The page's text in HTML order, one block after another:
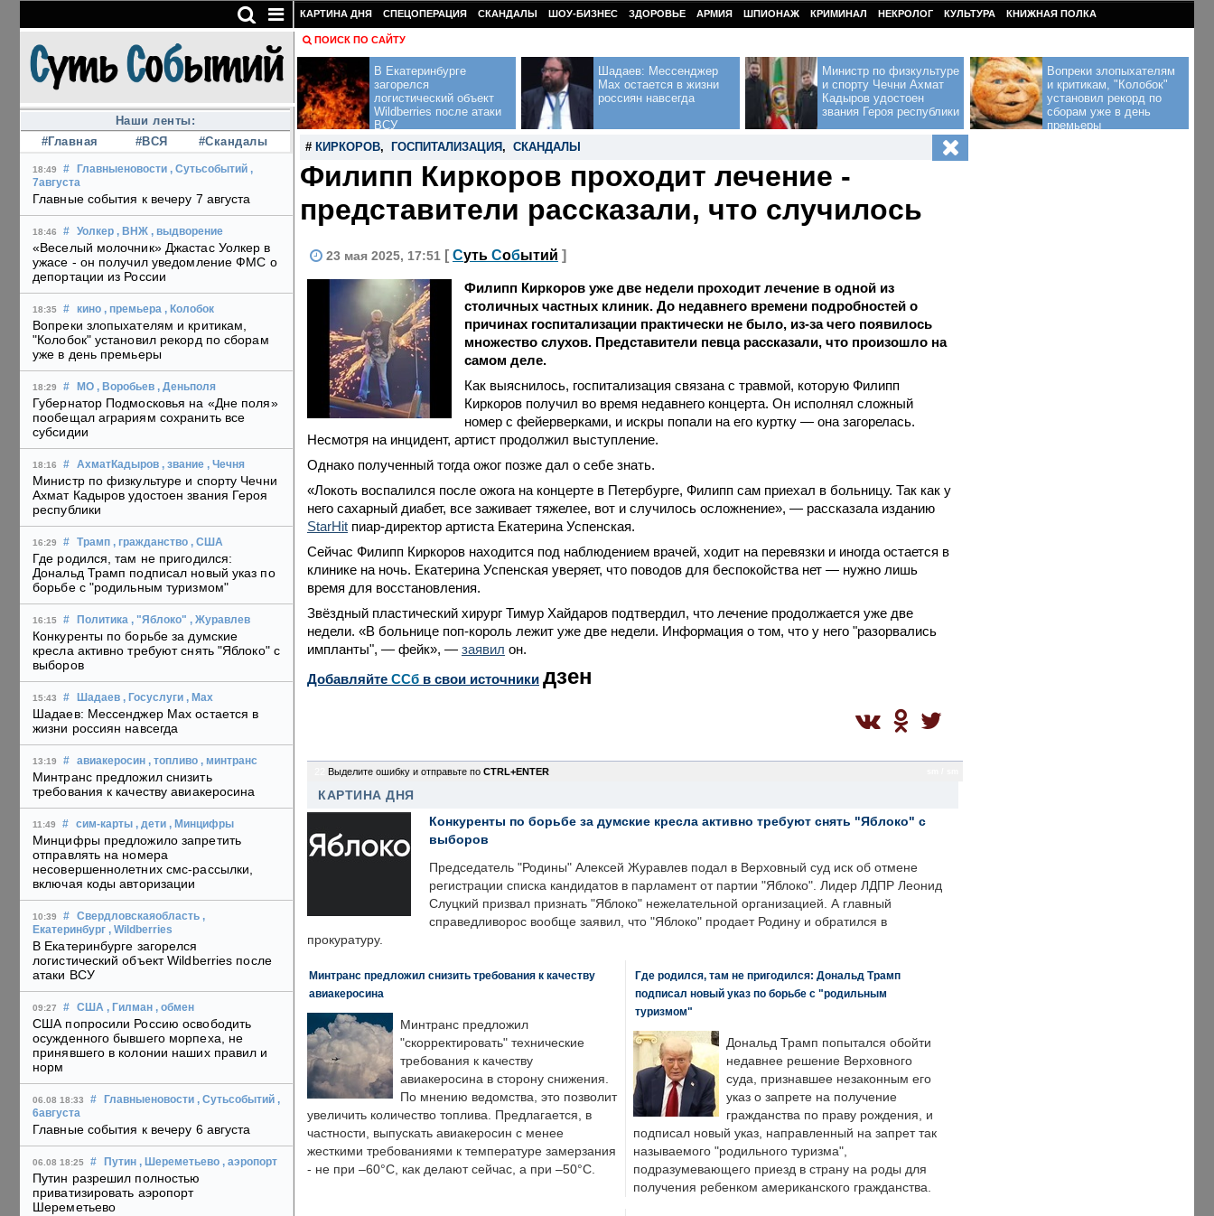
Наши ленты:
#Главная
#ВСЯ #Скандалы
18:49 # Главныеновости , Сутьсобытий ,
7августа
Главные события к вечеру 7 августа
18:46 # Уолкер , ВНЖ , выдворение
«Веселый молочник» Джастас Уолкер в
ужасе - он получил уведомление ФМС о
депортации из России
18:35 # кино , премьера , Колобок
Вопреки злопыхателям и критикам,
"Колобок" установил рекорд по сборам
уже в день премьеры
18:29 # МО , Воробьев , Деньполя
Губернатор Подмосковья на «Дне поля»
пообещал аграриям сохранить все
субсидии
18:16 # АхматКадыров , звание , Чечня
Министр по физкультуре и спорту Чечни
Ахмат Кадыров удостоен звания Героя
республики
16:29 # Трамп , гражданство , США
Где родился, там не пригодился:
Дональд Трамп подписал новый указ по
борьбе с "родильным туризмом"
16:15 # Политика , "Яблоко" , Журавлев
Конкуренты по борьбе за думские
кресла активно требуют снять "Яблоко" с
выборов
15:43 # Шадаев , Госуслуги , Max
Шадаев: Мессенджер Max остается в
жизни россиян навсегда
13:19 # авиакеросин , топливо , минтранс
Минтранс предложил снизить
требования к качеству авиакеросина
11:49 # сим-карты , дети , Минцифры
Минцифры предложило запретить
отправлять на номера
несовершеннолетних смс-рассылки,
включая коды авторизации
10:39 # Свердловскаяобласть ,
Екатеринбург , Wildberries
В Екатеринбурге загорелся
логистический объект Wildberries после
атаки ВСУ
09:27 # США , Гилман , обмен
США попросили Россию освободить
осужденного бывшего морпеха, не
принявшего в колонии наших правил и
норм
06.08 18:33 # Главныеновости , Сутьсобытий ,
6августа
Главные события к вечеру 6 августа
06.08 18:25 # Путин , Шереметьево , аэропорт
Путин разрешил полностью
приватизировать аэропорт
Шереметьево
КАРТИНА ДНЯ СПЕЦОПЕРАЦИЯ СКАНДАЛЫ ШОУ-БИЗНЕС ЗДОРОВЬЕ АРМИЯ ШПИОНАЖ КРИМИНАЛ НЕКРОЛОГ КУЛЬТУРА КНИЖНАЯ ПОЛКА
ПОИСК ПО САЙТУ
В Екатеринбурге
загорелся
логистический объект
Wildberries после атаки
ВСУ
Шадаев: Мессенджер
Max остается в жизни
россиян навсегда
Министр по физкультуре
и спорту Чечни Ахмат
Кадыров удостоен
звания Героя республики
Вопреки злопыхателям
и критикам, "Колобок"
установил рекорд по
сборам уже в день
премьеры
# КИРКОРОВ, ГОСПИТАЛИЗАЦИЯ , СКАНДАЛЫ
Филипп Киркоров проходит лечение -
представители рассказали, что случилось
23 мая 2025, 17:51 [ Суть Событий ]
Филипп Киркоров уже две недели проходит лечение в одной из
столичных частных клиник. До недавнего времени подробностей о
причинах госпитализации практически не было, из-за чего появилось
множество слухов. Представители певца рассказали, что произошло на
самом деле.
Как выяснилось, госпитализация связана с травмой, которую Филипп
Киркоров получил во время недавнего концерта. Он исполнял сложный
номер с фейерверками, и искры попали на его куртку — она загорелась.
Несмотря на инцидент, артист продолжил выступление.
Однако полученный тогда ожог позже дал о себе знать.
«Локоть воспалился после ожога на концерте в Петербурге, Филипп сам приехал в больницу. Так как у
него сахарный диабет, все заживает тяжелее, вот и случилось осложнение», — рассказала изданию
StarHit пиар-директор артиста Екатерина Успенская.
Сейчас Филипп Киркоров находится под наблюдением врачей, ходит на перевязки и иногда остается в
клинике на ночь. Екатерина Успенская уверяет, что поводов для беспокойства нет — нужно лишь
время для восстановления.
Звёздный пластический хирург Тимур Хайдаров подтвердил, что лечение продолжается уже две
недели. «В больнице поп-король лежит уже две недели. Информация о том, что у него "разорвались
импланты", — фейк», — заявил он.
Добавляйте CСб в свои источники дзен
Выделите ошибку и отправьте по CTRL+ENTER
КАРТИНА ДНЯ
Конкуренты по борьбе за думские кресла активно требуют снять "Яблоко" с
выборов
Председатель "Родины" Алексей Журавлев подал в Верховный суд иск об отмене
регистрации списка кандидатов в парламент от партии "Яблоко". Лидер ЛДПР Леонид
Слуцкий призвал признать "Яблоко" нежелательной организацией. А главный
справедливорос вообще заявил, что "Яблоко" продает Родину и обратился в
прокуратуру.
Минтранс предложил снизить требования к качеству
авиакеросина
Минтранс предложил
"скорректировать" технические
требования к качеству
авиакеросина в сторону снижения.
По мнению ведомства, это позволит
увеличить количество топлива. Предлагается, в
частности, выпускать авиакеросин с менее
жесткими требованиями к температуре замерзания
- не при –60°C, как делают сейчас, а при –50°C.
Где родился, там не пригодился: Дональд Трамп
подписал новый указ по борьбе с "родильным
туризмом"
Дональд Трамп попытался обойти
недавнее решение Верховного
суда, признавшее незаконным его
указ о запрете на получение
гражданства по праву рождения, и
подписал новый указ, направленный на запрет так
называемого "родильного туризма",
подразумевающего приезд в страну на роды для
получения ребенком американского гражданства.